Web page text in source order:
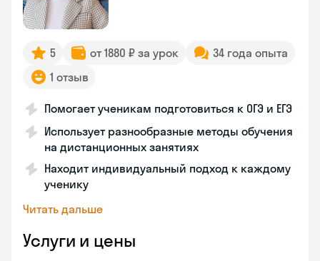
5 от 1880 ₽ за урок
34 года опыта
1 отзыв
Помогает ученикам подготовиться к ОГЭ и ЕГЭ
Использует разнообразные методы обучения
на дистанционных занятиях
Находит индивидуальный подход к каждому
ученику
Читать дальше
Услуги и цены